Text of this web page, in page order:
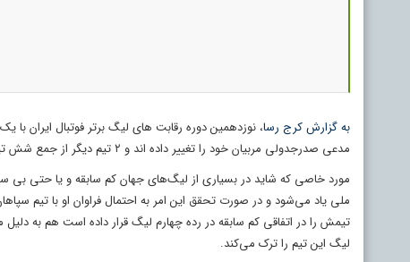
به گزارش کرج رسا، نوزدهمین دوره رقابت‌ های لیگ برتر فوتبال ایران
مدعی صدرجدولی مربیان خود را تغییر داده اند و ۲ تیم دیگر از جمع شش تیم ابتدای جدول هم در آستانه جدایی سرمربیان شان قرار گرفته اند.
مورد خاصی که شاید در بسیاری از لیگ‌های جهان کم سابقه و یا حتی بی
ملی یاد می‌شود و در صورت تحقق این امر به احتمال فراوان او با تیم
تیمش را در اتفاقی کم سابقه در رده چهارم لیگ قرار داده است هم به
لیگ این تیم را ترک می‌کند.